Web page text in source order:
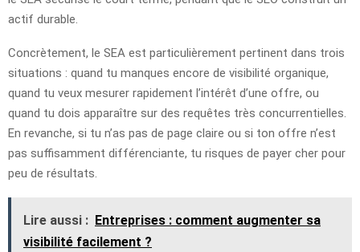
actif durable.
Concrètement, le SEA est particulièrement pertinent dans trois
situations : quand tu manques encore de visibilité organique,
quand tu veux mesurer rapidement l’intérêt d’une offre, ou
quand tu dois apparaître sur des requêtes très concurrentielles.
En revanche, si tu n’as pas de page claire ou si ton offre n’est
pas suffisamment différenciante, tu risques de payer cher pour
peu de résultats.
Lire aussi : Entreprises : comment augmenter sa
visibilité facilement ?